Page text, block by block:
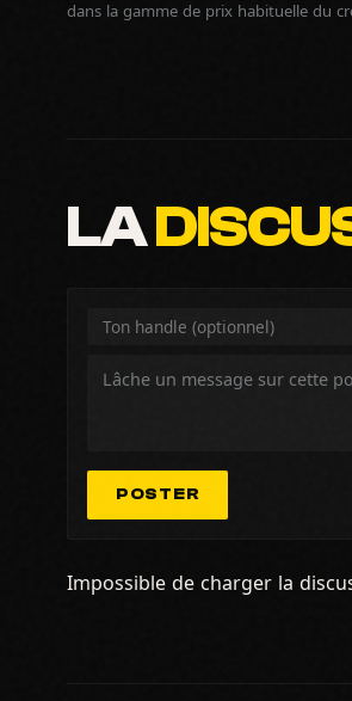
dans la gamme de prix habituelle du
LA
POSTER
Impossible de charger la